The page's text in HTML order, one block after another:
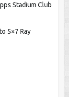
Stadium Club
5×7 Ray